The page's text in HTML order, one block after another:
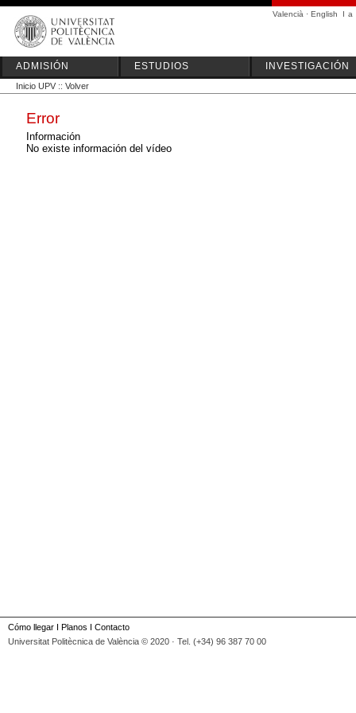
Valencià · English I a
ADMISIÓN ESTUDIOS INVESTIGACIÓN
Inicio UPV :: Volver
Error
Información
No existe información del vídeo
Cómo llegar I Planos I Contacto
Universitat Politècnica de València © 2020 · Tel. (+34) 96 387 70 00